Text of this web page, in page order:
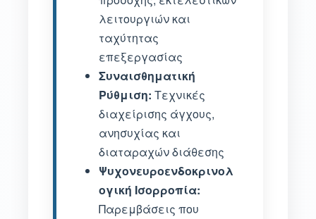
λειτουργιών και
ταχύτητας
επεξεργασίας
Συναισθηματική
Ρύθμιση: Τεχνικές
διαχείρισης άγχους,
ανησυχίας και
διαταραχών διάθεσης
Ψυχονευροενδοκρινολ
ογική Ισορροπία:
Παρεμβάσεις που